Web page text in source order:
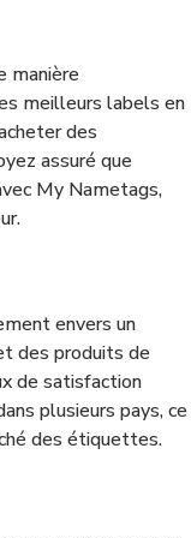
manière
meilleurs labels en
des
assuré que
My Nametags,
envers un
des produits de
de satisfaction
plusieurs pays, ce
des étiquettes.